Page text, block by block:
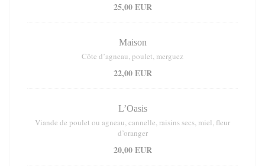
25,00 EUR
Maison
Côte d’agneau, poulet, merguez
22,00 EUR
L’Oasis
Viande de poulet ou agneau, cannelle, raisins secs, miel, fleur
d’oranger
20,00 EUR